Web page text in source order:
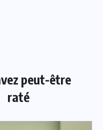
peut-être
raté